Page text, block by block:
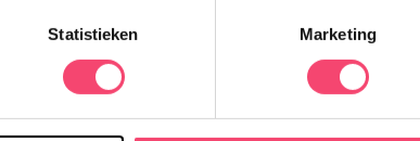
Statistieken Marketing